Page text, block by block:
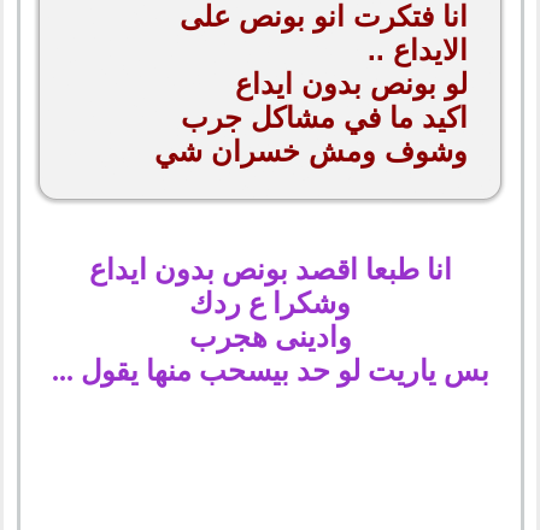
انا فتكرت انو بونص على
الايداع ..
لو بونص بدون ايداع
اكيد ما في مشاكل جرب
وشوف ومش خسران شي
انا طبعا اقصد بونص بدون ايداع
وشكرا ع ردك
وادينى هجرب
بس ياريت لو حد بيسحب منها يقول ...